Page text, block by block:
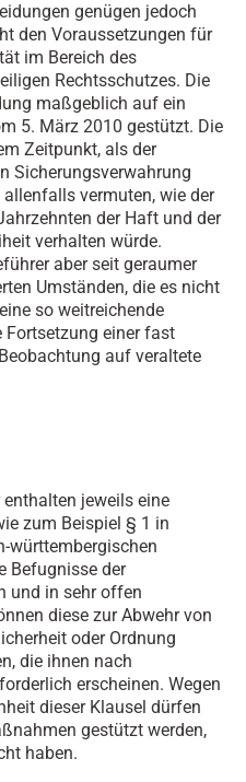
genügen jedoch
den Voraussetzungen für
im Bereich des
Rechtsschutzes. Die
maßgeblich auf ein
5. März 2010 gestützt. Die
Zeitpunkt, als der
Sicherungsverwahrung
vermuten, wie der
der Haft und der
verhalten würde.
aber seit geraumer
Umständen, die es nicht
so weitreichende
Fortsetzung einer fast
auf veraltete
jeweils eine
zum Beispiel § 1 in
württembergischen
Befugnisse der
und in sehr offen
diese zur Abwehr von
oder Ordnung
die ihnen nach
erscheinen. Wegen
dieser Klausel dürfen
gestützt werden,
haben.